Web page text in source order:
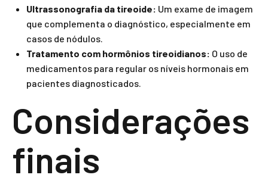
Ultrassonografia da tireoide: Um exame de imagem
que complementa o diagnóstico, especialmente em
casos de nódulos.
Tratamento com hormônios tireoidianos: O uso de
medicamentos para regular os níveis hormonais em
pacientes diagnosticados.
Considerações
finais